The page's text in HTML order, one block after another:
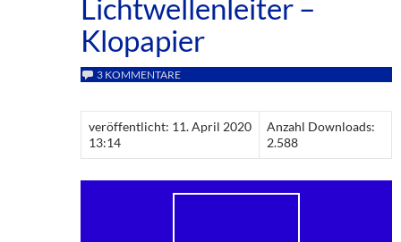
Lichtwellenleiter –
Klopapier
3 KOMMENTARE
veröffentlicht: 11. April 2020
13:14
Anzahl Downloads:
2.588